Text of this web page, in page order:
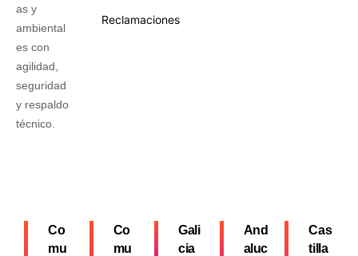
as y
ambiental
es con
agilidad,
seguridad
y respaldo
técnico.
Reclamaciones
Co
mu
Co
mu
Gali
cia
And
aluc
Cas
tilla